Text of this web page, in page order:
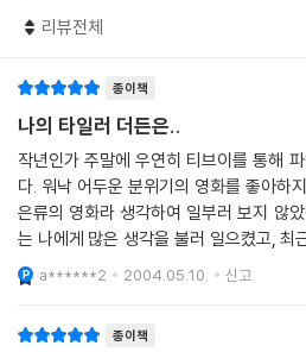
받고 있다. 그는 뒤틀려 있는 세상에서 패
섹스, 약물, 매스미디어 등에 주목하고 있다.
고 있다. 척 팔라닉은 이러한 중독된 현실
자한다. 그가 그려내고 있는 인물들은 일
나기 위해 매우 독특한 방법을 선택한다.《
찾아낸 방법은 폭력과 파괴다.
3.《파이트 클럽》, 세상과의 한판 승부
메이저 자동차 회사의 리콜 심사관 잭. 그
리뷰전체
종이책
나의 타일러 더든은..
작년인가 주말에 우연히 티브이를 통해
다. 워낙 어두운 분위기의 영화를 좋아
은류의 영화라 생각하여 일부러 보지 않
는 나에게 많은 생각을 불러 일으켰고, 최
읽어보았다. 책은 영화에서 크게 벗어나지 않았다. 다만, 영화의 흐름은 극
적으로 흘러
a******2 2004.05.10. 신고
종이책